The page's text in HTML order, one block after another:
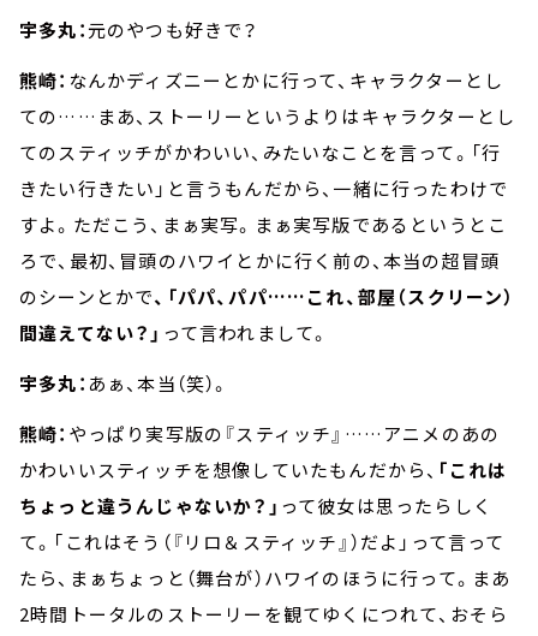
宇多丸：元のやつも好きで？
熊崎： なんかディズニーとかに行って、キャラクターとし
ての……まあ、ストーリーというよりはキャラクターとし
てのスティッチがかわいい、みたいなことを言って。「行
きたい行きたい」と言うもんだから、一緒に行ったわけで
すよ。ただこう、まぁ実写。まぁ実写版であるというとこ
ろで、最初、冒頭のハワイとかに行く前の、本当の超冒頭
のシーンとかで、「パパ、パパ……これ、部屋（スクリーン）
間違えてない？」 って言われまして。
宇多丸： あぁ、本当（笑）。
熊崎： やっぱり実写版の『スティッチ』……アニメのあの
かわいいスティッチを想像していたもんだから、 「これは
ちょっと違うんじゃないか？」 って彼女は思ったらしく
て。「これはそう（『リロ＆スティッチ』）だよ」って言って
たら、まぁちょっと（舞台が）ハワイのほうに行って。まあ
2時間トータルのストーリーを観てゆくにつれて、おそら